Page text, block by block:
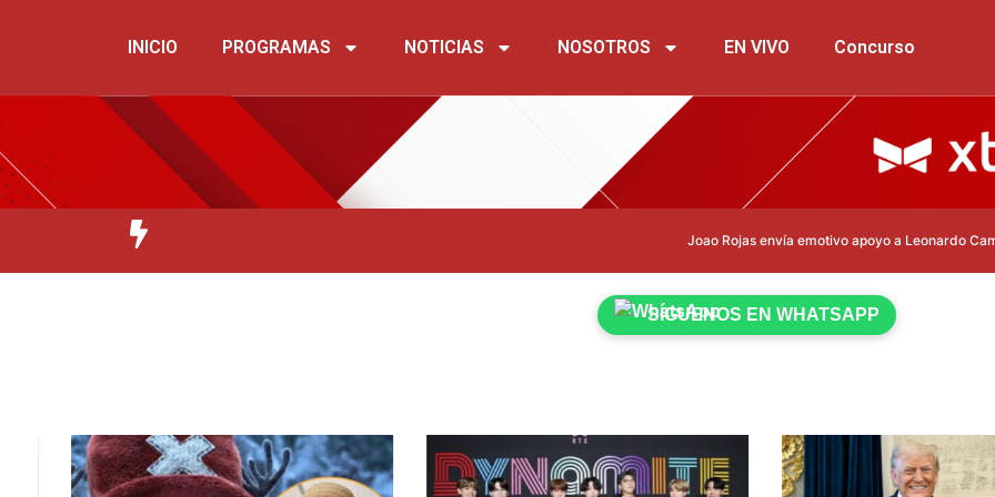
INICIO PROGRAMAS NOTICIAS NOSOTROS EN VIVO Concurso
Joao Rojas envía emotivo apoyo a Leonardo Campana tras
SÍGUENOS EN WHATSAPP